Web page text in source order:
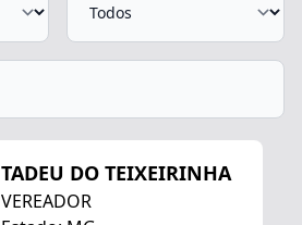
TADEU DO TEIXEIRINHA
VEREADOR